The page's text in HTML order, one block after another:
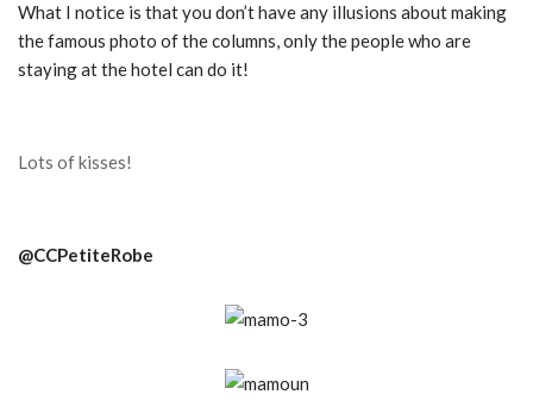
What I notice is that you don’t have any illusions about making
the famous photo of the columns, only the people who are
staying at the hotel can do it!
Lots of kisses!
@CCPetiteRobe